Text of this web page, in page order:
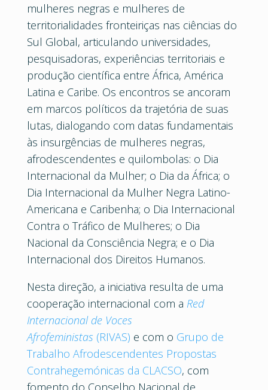
mulheres negras e mulheres de
territorialidades fronteiriças nas ciências do
Sul Global, articulando universidades,
pesquisadoras, experiências territoriais e
produção científica entre África, América
Latina e Caribe. Os encontros se ancoram
em marcos políticos da trajetória de suas
lutas, dialogando com datas fundamentais
às insurgências de mulheres negras,
afrodescendentes e quilombolas: o Dia
Internacional da Mulher; o Dia da África; o
Dia Internacional da Mulher Negra Latino-
Americana e Caribenha; o Dia Internacional
Contra o Tráfico de Mulheres; o Dia
Nacional da Consciência Negra; e o Dia
Internacional dos Direitos Humanos.
Nesta direção, a iniciativa resulta de uma
cooperação internacional com a Red
Internacional de Voces
Afrofeministas (RIVAS) e com o Grupo de
Trabalho Afrodescendentes Propostas
Contrahegemónicas da CLACSO, com
fomento do Conselho Nacional de